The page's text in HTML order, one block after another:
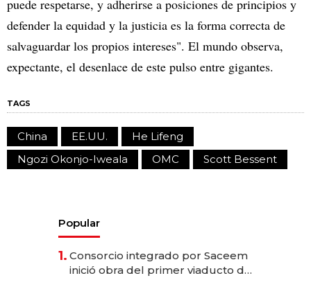
puede respetarse, y adherirse a posiciones de principios y
defender la equidad y la justicia es la forma correcta de
salvaguardar los propios intereses". El mundo observa,
expectante, el desenlace de este pulso entre gigantes.
TAGS
China EE.UU.
He Lifeng
Ngozi Okonjo-Iweala
OMC Scott Bessent
Popular
1. Consorcio integrado por Saceem
inició obra del primer viaducto de